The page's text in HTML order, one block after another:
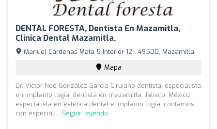
DENTAL FORESTA, Dentista En Mazamitla,
Clinica Dental Mazamitla.
Manuel Cárdenas Mata 5-Interior 12 - 49500, Mazamitla
Mapa
Dr. Víctor Noé González García Cirujano dentista, especialista
en implanto logia. dentista en mazamitla, Jalisco, México.
especialista en estética dental e implanto logia, contamos
con especiali... Seguir leyendo